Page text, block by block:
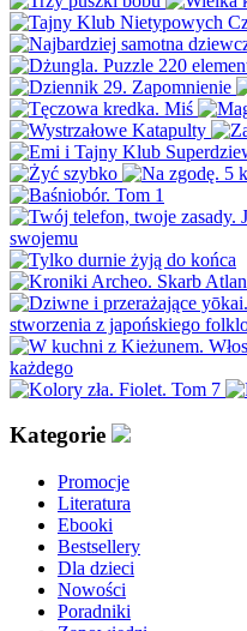
Kategorie
Promocje
Literatura
Ebooki
Bestsellery
Dla dzieci
Nowości
Poradniki